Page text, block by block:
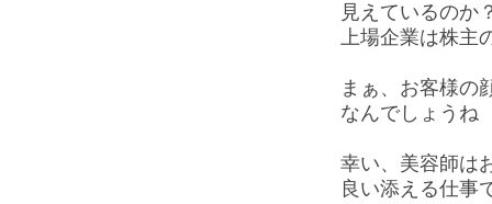
見えているのか
上場企業は株主
まぁ、お客様の
なんでしょうね
幸い、美容師は
良い添える仕事